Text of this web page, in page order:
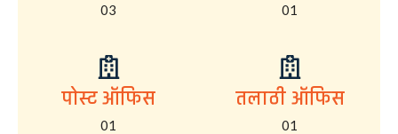
03 01
पोस्ट ऑफिस
01
तलाठी ऑफिस
01